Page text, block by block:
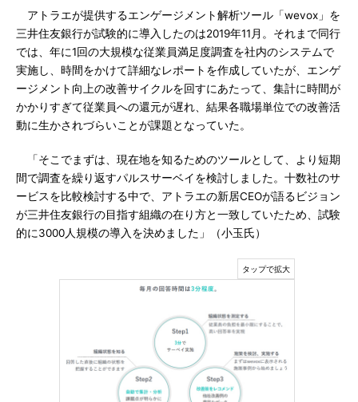
アトラエが提供するエンゲージメント解析ツール「wevox」を
三井住友銀行が試験的に導入したのは2019年11月。それまで同行
では、年に1回の大規模な従業員満足度調査を社内のシステムで
実施し、時間をかけて詳細なレポートを作成していたが、エンゲ
ージメント向上の改善サイクルを回すにあたって、集計に時間が
かかりすぎて従業員への還元が遅れ、結果各職場単位での改善活
動に生かされづらいことが課題となっていた。
「そこでまずは、現在地を知るためのツールとして、より短期
間で調査を繰り返すパルスサーベイを検討しました。十数社のサ
ービスを比較検討する中で、アトラエの新居CEOが語るビジョン
が三井住友銀行の目指す組織の在り方と一致していたため、試験
的に3000人規模の導入を決めました」（小玉氏）